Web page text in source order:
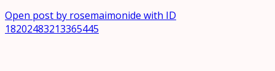
Open post by rosemaimonide with ID
18202483213365445